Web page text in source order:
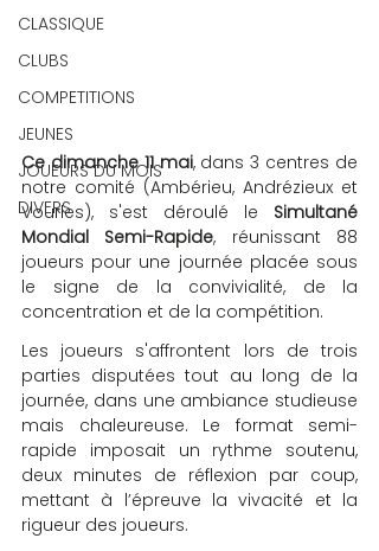
CLASSIQUE
CLUBS
COMPETITIONS
JEUNES
JOUEURS DU MOIS
DIVERS
Ce dimanche 11 mai, dans 3 centres de
notre comité (Ambérieu, Andrézieux et
Vourles), s'est déroulé le Simultané
Mondial Semi-Rapide, réunissant 88
joueurs pour une journée placée sous
le signe de la convivialité, de la
concentration et de la compétition.
Les joueurs s'affrontent lors de trois
parties disputées tout au long de la
journée, dans une ambiance studieuse
mais chaleureuse. Le format semi-
rapide imposait un rythme soutenu,
deux minutes de réflexion par coup,
mettant à l’épreuve la vivacité et la
rigueur des joueurs.